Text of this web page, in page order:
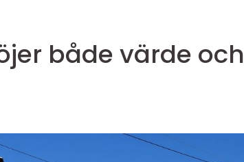
både värde och